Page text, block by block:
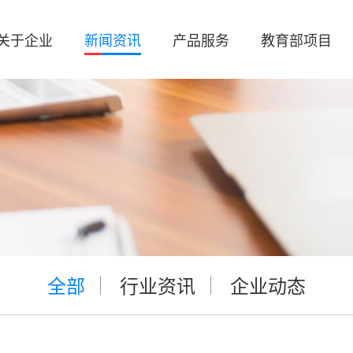
于企业 新闻资讯 产品服务 教育部项目
全部 行业资讯 企业动态